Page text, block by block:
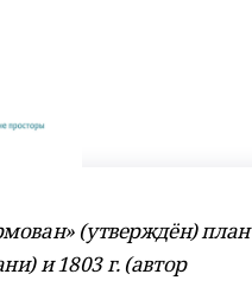
(утверждён) план
и 1803 г. (автор